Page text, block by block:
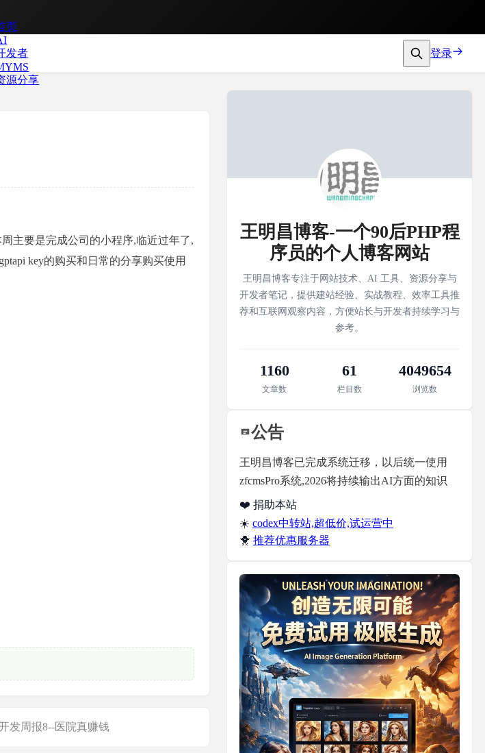
页
发者
源分享
登录
主要是完成公司的小程序,临近过年了,
key的购买和日常的分享购买使用
发周报8--医院真赚钱
王明昌博客-一个90后PHP程
序员的个人博客网站
王明昌博客专注于网站技术、AI 工具、资源分享与
开发者笔记，提供建站经验、实战教程、效率工具推
荐和互联网观察内容，方便站长与开发者持续学习与
参考。
1160
文章数
61
栏目数
4049654
浏览数
公告
王明昌博客已完成系统迁移，以后统一使用
zfcmsPro系统,2026将持续输出AI方面的知识
❤️ 捐助本站
☀️ codex中转站,超低价,试运营中
🐥 推荐优惠服务器